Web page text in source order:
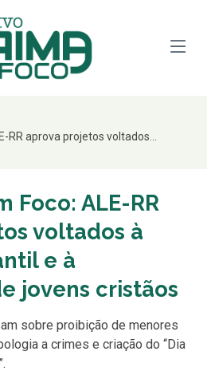
RR aprova projetos voltados...
Foco: ALE-RR
voltados à
e à
jovens cristãos
sobre proibição de menores
a crimes e criação do “Dia